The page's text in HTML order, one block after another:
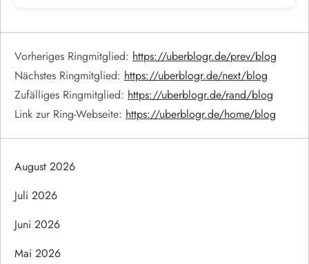
ä
Vorheriges Ringmitglied: https://uberblogr.de/prev/blog
Nächstes Ringmitglied: https://uberblogr.de/next/blog
Zufälliges Ringmitglied: https://uberblogr.de/rand/blog
Link zur Ring-Webseite: https://uberblogr.de/home/blog
August 2026
Juli 2026
Juni 2026
Mai 2026